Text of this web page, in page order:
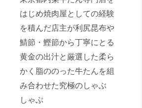
はじめ焼肉屋としての経験
を積んだ店主が利尻昆布や
鯖節・鰹節から丁寧にとる
黄金の出汁と厳選した柔ら
かく脂ののった牛たんを組
み合わせた究極のしゃぶ
しゃぶ